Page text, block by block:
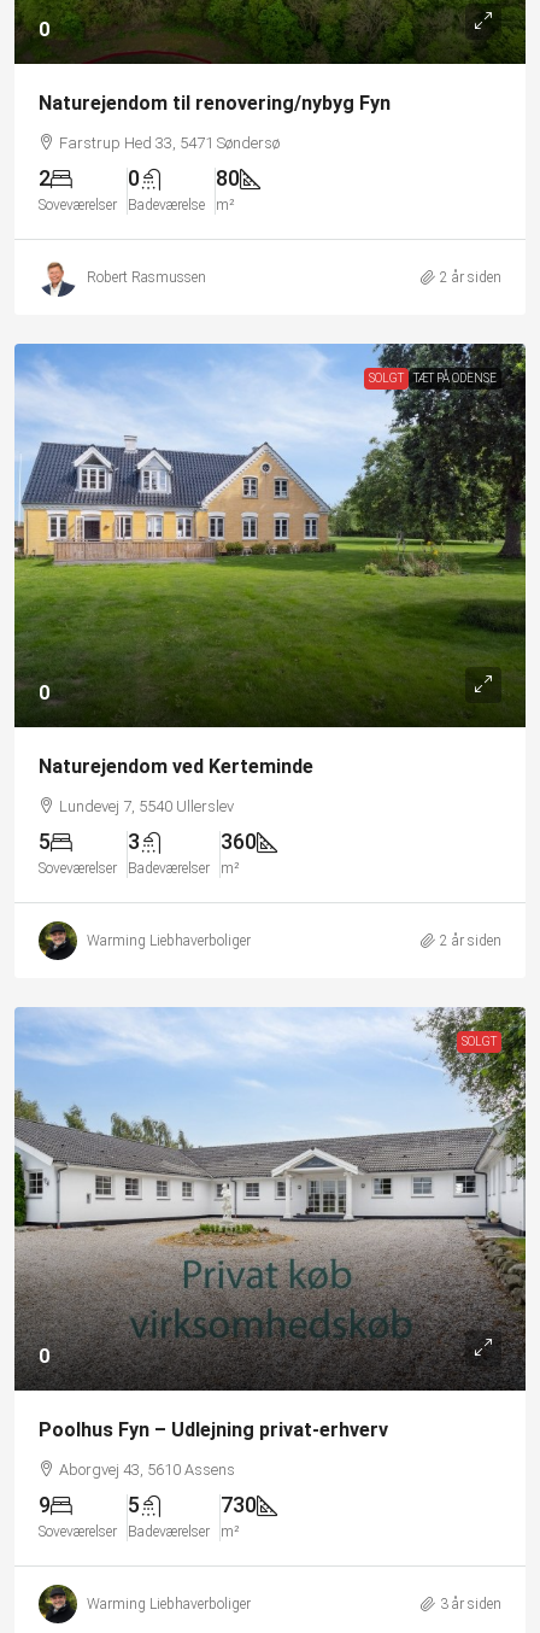
0
Naturejendom til renovering/nybyg Fyn
Farstrup Hed 33, 5471 Søndersø
2
Soveværelser
0
Badeværelse
80
m²
Robert Rasmussen 2 år siden
SOLGT TÆT PÅ ODENSE
0
Naturejendom ved Kerteminde
Lundevej 7, 5540 Ullerslev
5
Soveværelser
3
Badeværelser
360
m²
Warming Liebhaverboliger 2 år siden
SOLGT
0
Poolhus Fyn – Udlejning privat-erhverv
Aborgvej 43, 5610 Assens
9
Soveværelser
5
Badeværelser
730
m²
Warming Liebhaverboliger 3 år siden